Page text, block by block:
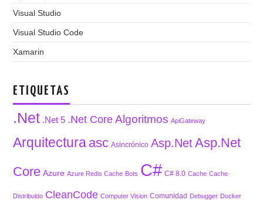
Visual Studio
Visual Studio Code
Xamarin
ETIQUETAS
.Net .Net 5 .Net Core Algoritmos ApiGateway
Arquitectura asc Asincrónico Asp.Net Asp.Net
Core Azure Azure Redis Cache Bots C# C# 8.0 Cache Cache
Distribuido CleanCode Computer Vision Comunidad Debugger Docker